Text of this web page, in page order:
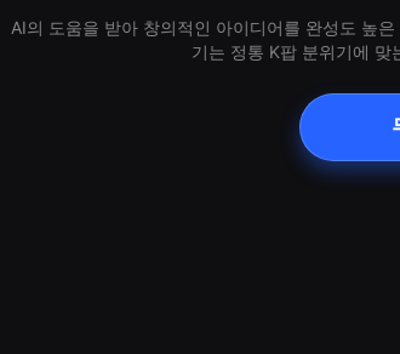
AI의 도움을 받아 창의적인 아이디어를 완성도 높
기는 정통 K팝 분위기에